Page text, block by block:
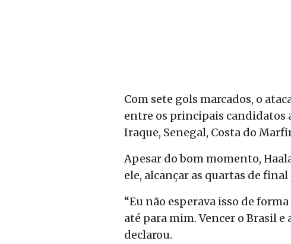
Com sete gols marcados, o
entre os principais candidatos
Iraque, Senegal, Costa do
Apesar do bom momento,
ele, alcançar as quartas de
“Eu não esperava isso de
até para mim. Vencer o Brasil
declarou.